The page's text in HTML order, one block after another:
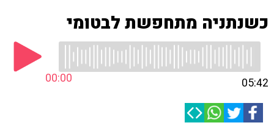
כשנתניה מתחפשת לבטומי
00:00 05:42